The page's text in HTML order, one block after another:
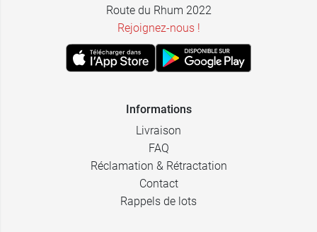
Route du Rhum 2022
Rejoignez-nous !
Informations
Livraison
FAQ
Réclamation & Rétractation
Contact
Rappels de lots